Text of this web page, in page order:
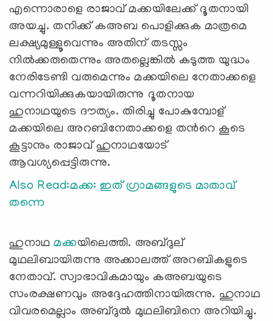
എന്നൊരാളെ രാജാവ് മക്കയിലേക്ക് ദൂതനായി
അയച്ചു. തനിക്ക് കഅബ പൊളിക്കുക മാത്രമെ
ലക്ഷ്യമുള്ളൂവെന്നും അതിന് തടസ്സം
നില്‍ക്കരുതെന്നും അതല്ലെങ്കില്‍ കടുത്ത യുദ്ധം
നേരിടേണ്ടി വരുമെന്നും മക്കയിലെ നേതാക്കളെ
വന്നറിയിക്കുകയായിരുന്നു ദൂതനായ
ഹുനാഥയുടെ ദൗത്യം. തിരിച്ചു പോകുമ്പോള്
മക്കയിലെ അറബിനേതാക്കളെ തന്‍റെ കൂടെ
കൂട്ടാനും രാജാവ് ഹുനാഥയോട്
ആവശ്യപ്പെട്ടിരുന്നു.
Also Read:മക്ക: ഇത് ഗ്രാമങ്ങളുടെ മാതാവ്
തന്നെ
ഹുനാഥമക്കയിലെത്തി. അബ്ദുല്
മുഥലിബായിരുന്നു അക്കാലത്ത് അറബികളുടെ
നേതാവ്. സ്വാഭാവികമായും കഅബയുടെ
സംരക്ഷണവും അദ്ദേഹത്തിനായിരുന്നു. ഹുനാഥ
വിവരമെല്ലാം അബ്ദുല്‍ മുഥലിബിനെ അറിയിച്ചു.